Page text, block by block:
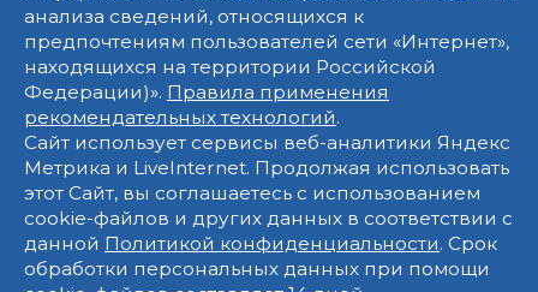
анализа сведений, относящихся к
предпочтениям пользователей сети «Интернет»,
находящихся на территории Российской
Федерации)». Правила применения
рекомендательных технологий.
Сайт использует сервисы веб-аналитики Яндекс
Метрика и LiveInternet. Продолжая использовать
этот Сайт, вы соглашаетесь с использованием
cookie-файлов и других данных в соответствии с
данной Политикой конфиденциальности. Срок
обработки персональных данных при помощи